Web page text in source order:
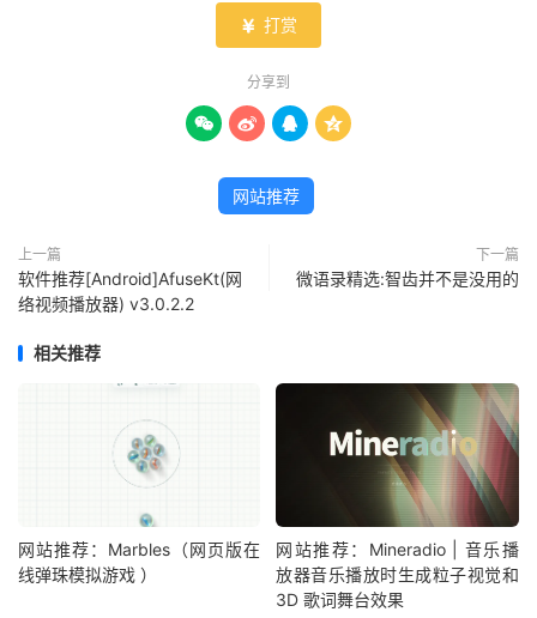
 打赏
分享到
   
网站推荐
上一篇
软件推荐[Android]AfuseKt(网
络视频播放器) v3.0.2.2
下一篇
微语录精选:智齿并不是没用的
相关推荐
网站推荐：Marbles（网页版在
线弹珠模拟游戏 ）
网站推荐：Mineradio | 音乐播
放器音乐播放时生成粒子视觉和
3D 歌词舞台效果